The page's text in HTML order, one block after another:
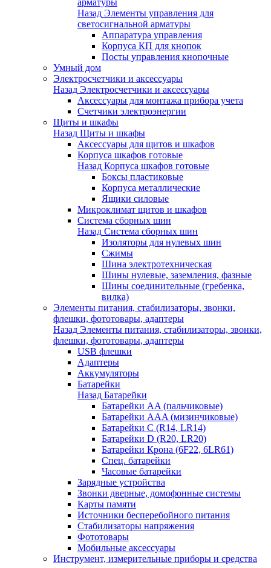
арматуры
Назад Элементы управления для
светосигнальной арматуры
Аппаратура управления
Корпуса КП для кнопок
Посты управления кнопочные
Умный дом
Электросчетчики и аксессуары
Назад Электросчетчики и аксессуары
Аксессуары для монтажа прибора учета
Счетчики электроэнергии
Щиты и шкафы
Назад Щиты и шкафы
Аксессуары для щитов и шкафов
Корпуса шкафов готовые
Назад Корпуса шкафов готовые
Боксы пластиковые
Корпуса металлические
Ящики силовые
Микроклимат щитов и шкафов
Система сборных шин
Назад Система сборных шин
Изоляторы для нулевых шин
Сжимы
Шина электротехническая
Шины нулевые, заземления, фазные
Шины соединительные (гребенка,
вилка)
Элементы питания, стабилизаторы, звонки,
флешки, фототовары, адаптеры
Назад Элементы питания, стабилизаторы, звонки,
флешки, фототовары, адаптеры
USB флешки
Адаптеры
Аккумуляторы
Батарейки
Назад Батарейки
Батарейки AA (пальчиковые)
Батарейки AAA (мизинчиковые)
Батарейки C (R14, LR14)
Батарейки D (R20, LR20)
Батарейки Крона (6F22, 6LR61)
Спец. батарейки
Часовые батарейки
Зарядные устройства
Звонки дверные, домофонные системы
Карты памяти
Источники бесперебойного питания
Стабилизаторы напряжения
Фототовары
Мобильные аксессуары
Инструмент, измерительные приборы и средства